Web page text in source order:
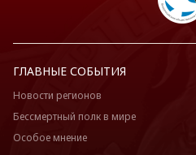
ГЛАВНЫЕ СОБЫТИЯ
Новости регионов
Бессмертный полк в мире
Особое мнение